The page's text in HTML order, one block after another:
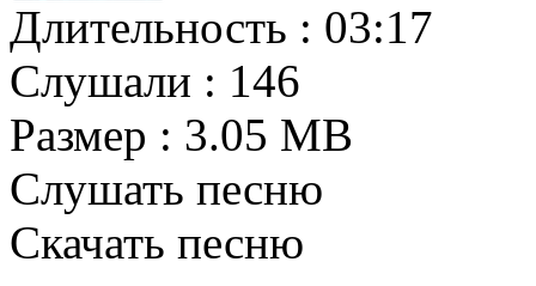
Длительность : 03:17
Слушали : 146
Размер : 3.05 MB
Слушать песню
Скачать песню